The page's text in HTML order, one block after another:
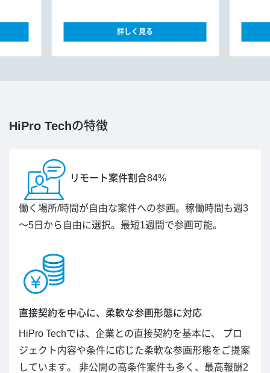
詳しく見る
HiPro Techの特徴
リモート案件割合84%
働く場所/時間が自由な案件への参画。稼働時間も週3
～5日から自由に選択。最短1週間で参画可能。
直接契約を中心に、柔軟な参画形態に対応
HiPro Techでは、企業との直接契約を基本に、 プロ
ジェクト内容や条件に応じた柔軟な参画形態をご提案
しています。 非公開の高条件案件も多く、最高報酬2